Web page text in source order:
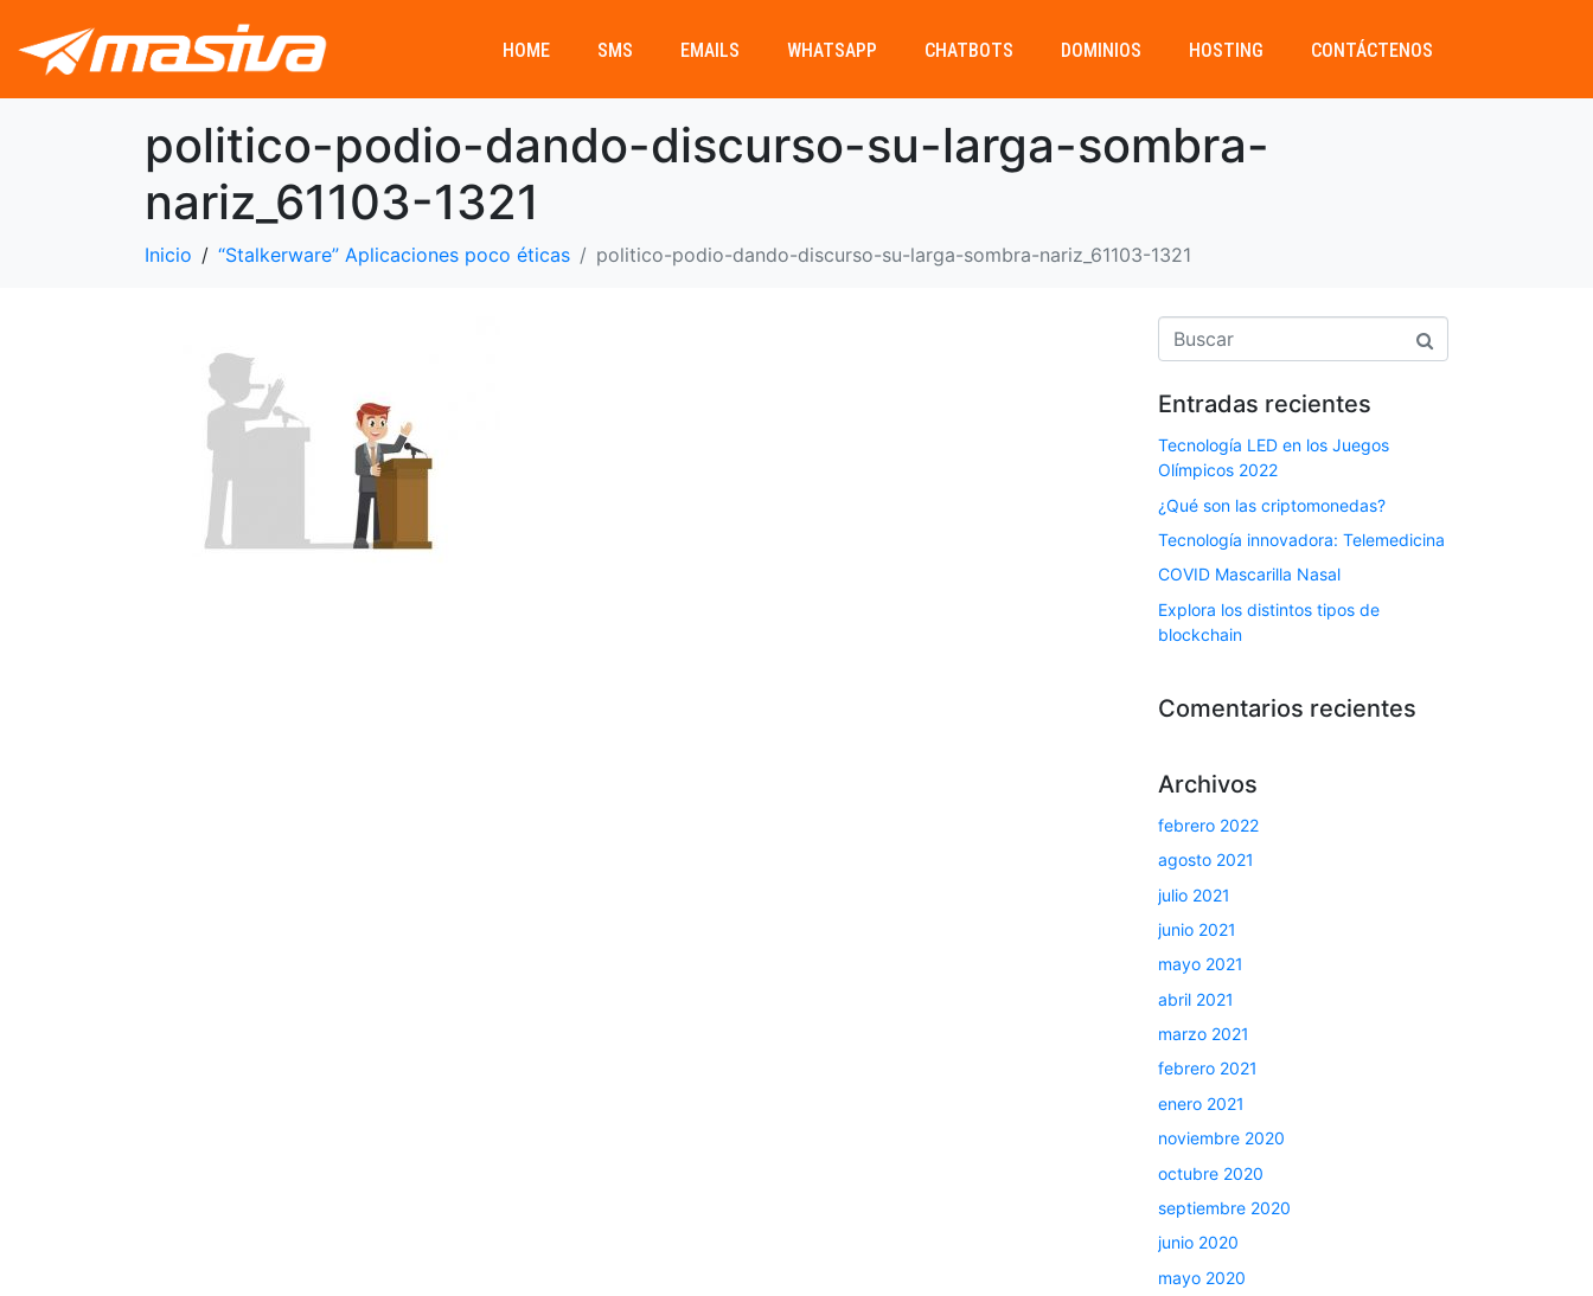
HOME SMS EMAILS WHATSAPP CHATBOTS DOMINIOS HOSTING CONTÁCTENOS
politico-podio-dando-discurso-su-larga-sombra-
nariz_61103-1321
Inicio “Stalkerware” Aplicaciones poco éticas politico-podio-dando-discurso-su-larga-sombra-nariz_61103-1321
Entradas recientes
Tecnología LED en los Juegos
Olímpicos 2022
¿Qué son las criptomonedas?
Tecnología innovadora: Telemedicina
COVID Mascarilla Nasal
Explora los distintos tipos de
blockchain
Comentarios recientes
Archivos
febrero 2022
agosto 2021
julio 2021
junio 2021
mayo 2021
abril 2021
marzo 2021
febrero 2021
enero 2021
noviembre 2020
octubre 2020
septiembre 2020
junio 2020
mayo 2020